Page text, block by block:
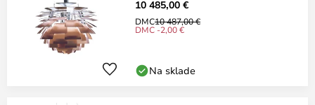
10 485,00 €
DMC10 487,00 €
DMC -2,00 €
Na sklade